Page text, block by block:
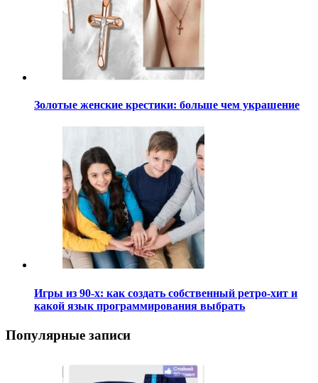
Золотые женские крестики: больше чем украшение
Игры из 90-х: как создать собственный ретро-хит и
какой язык программирования выбрать
Популярные записи